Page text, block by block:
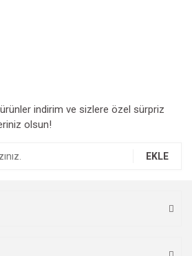
indirim ve sizlere özel sürpriz
olsun!
EKLE